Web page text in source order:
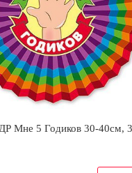
Мне 5 Годиков 30-40см,